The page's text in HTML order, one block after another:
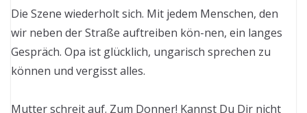
Die Szene wiederholt sich. Mit jedem Menschen, den
wir neben der Straße auftreiben kön-nen, ein langes
Gespräch. Opa ist glücklich, ungarisch sprechen zu
können und vergisst alles.
Mutter schreit auf. Zum Donner! Kannst Du Dir nicht